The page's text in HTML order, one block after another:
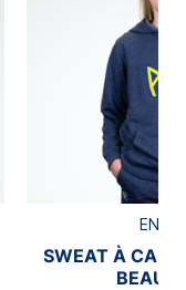
SWEAT À